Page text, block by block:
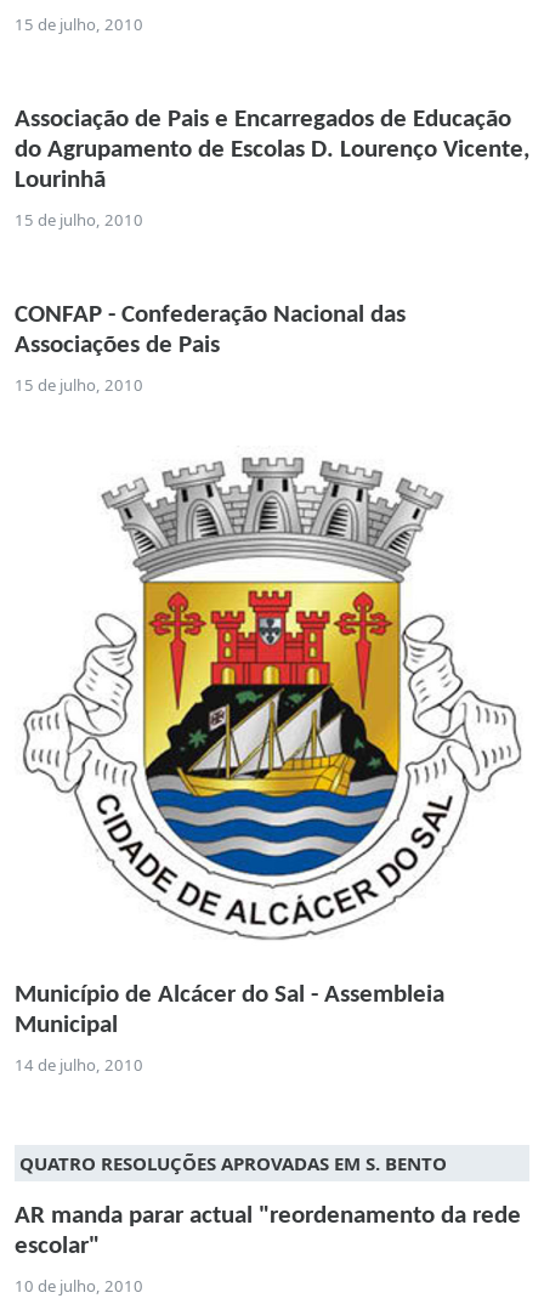
15 de julho, 2010
Associação de Pais e Encarregados de Educação
do Agrupamento de Escolas D. Lourenço Vicente,
Lourinhã
15 de julho, 2010
CONFAP - Confederação Nacional das
Associações de Pais
15 de julho, 2010
Município de Alcácer do Sal - Assembleia
Municipal
14 de julho, 2010
QUATRO RESOLUÇÕES APROVADAS EM S. BENTO
AR manda parar actual "reordenamento da rede
escolar"
10 de julho, 2010